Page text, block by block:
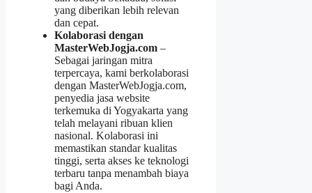
yang diberikan lebih relevan
dan cepat.
Kolaborasi dengan
MasterWebJogja.com –
Sebagai jaringan mitra
terpercaya, kami berkolaborasi
dengan MasterWebJogja.com,
penyedia jasa website
terkemuka di Yogyakarta yang
telah melayani ribuan klien
nasional. Kolaborasi ini
memastikan standar kualitas
tinggi, serta akses ke teknologi
terbaru tanpa menambah biaya
bagi Anda.